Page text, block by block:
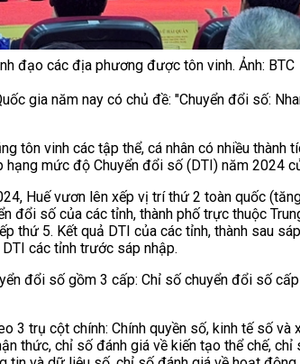
đạo các địa phương được tôn vinh. Ảnh: BTC
gia năm nay có chủ đề: "Chuyển đổi số:
tôn vinh các tập thể, cá nhân có nhiều thành
mức độ Chuyển đổi số (DTI) năm 2024
Huế vươn lên xếp vị trí thứ 2 toàn quốc
đổi số của các tỉnh, thành phố trực thuộc
thứ 5. Kết quả DTI của các tỉnh, thành sau
các tỉnh trước sáp nhập.
đổi số gồm 3 cấp: Chỉ số chuyển đổi số
3 trụ cột chính: Chính quyền số, kinh tế số
thức, chỉ số đánh giá về kiến tạo thể chế, chỉ